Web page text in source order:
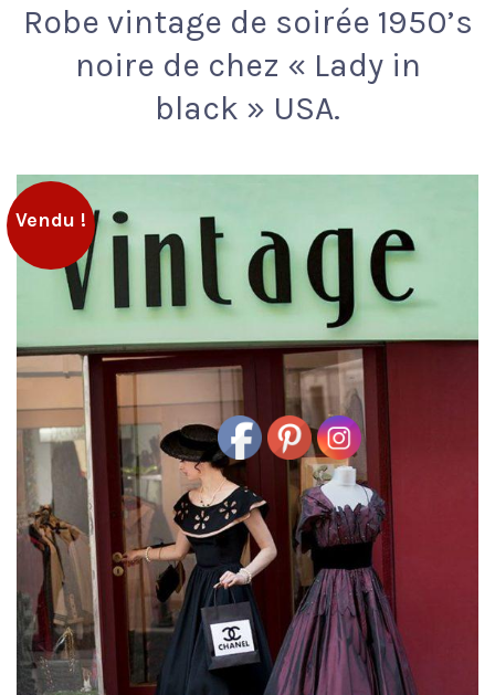
Robe vintage de soirée 1950’s
noire de chez « Lady in
black » USA.
Vendu !